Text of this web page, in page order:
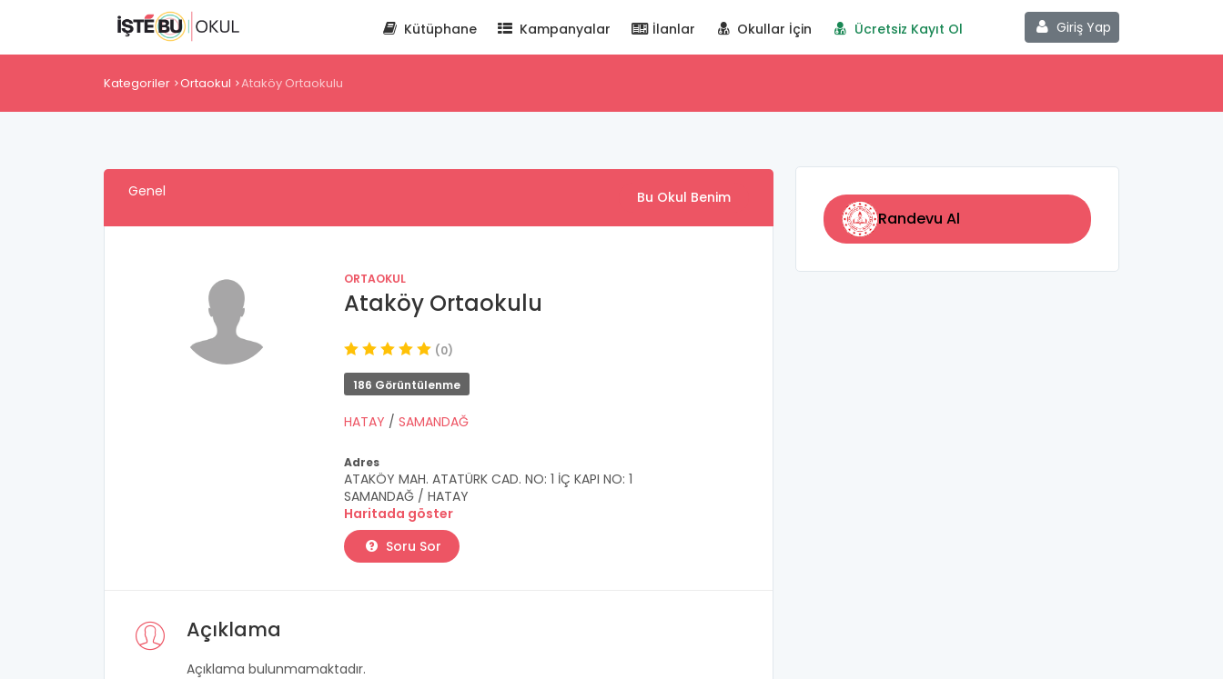
Giriş Yap
Kütüphane Kampanyalar İlanlar Okullar İçin Ücretsiz Kayıt Ol
Kategoriler Ortaokul Ataköy Ortaokulu
Genel Bu Okul Benim
ORTAOKUL
Ataköy Ortaokulu
(0)
186 Görüntülenme
HATAY / SAMANDAĞ
Adres
ATAKÖY MAH. ATATÜRK CAD. NO: 1 İÇ KAPI NO: 1
SAMANDAĞ / HATAY
Haritada göster
Soru Sor
Açıklama
Açıklama bulunmamaktadır.
Randevu Al